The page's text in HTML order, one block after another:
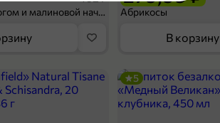
Шосон с творогом и малиновой начинкой, 102 г Абрикосы
В корзину
5